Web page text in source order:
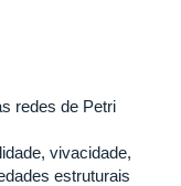
redes de Petri
vivacidade,
estruturais